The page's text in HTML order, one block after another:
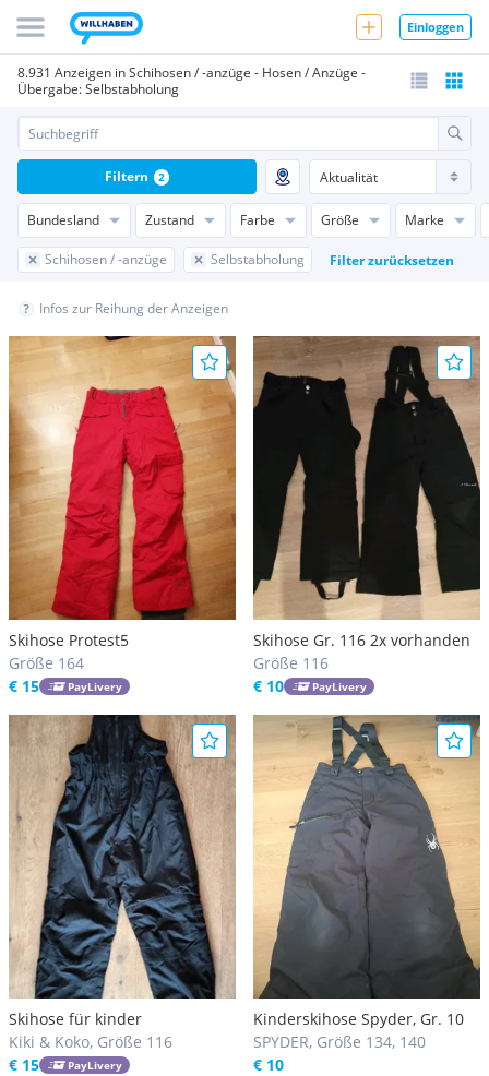
Einloggen
8.931 Anzeigen in Schihosen / -anzüge - Hosen / Anzüge -
Übergabe: Selbstabholung
Bundesland Zustand Farbe Größe Marke
Schihosen / -anzüge Selbstabholung Filter zurücksetzen
Filtern 2
Infos zur Reihung der Anzeigen
Skihose Protest5
Größe 164
€ 15
PayLivery
Skihose Gr. 116 2x vorhanden
Größe 116
€ 10
PayLivery
Skihose für kinder
Kiki & Koko, Größe 116
€ 15
PayLivery
Kinderskihose Spyder, Gr. 10
SPYDER, Größe 134, 140
€ 10